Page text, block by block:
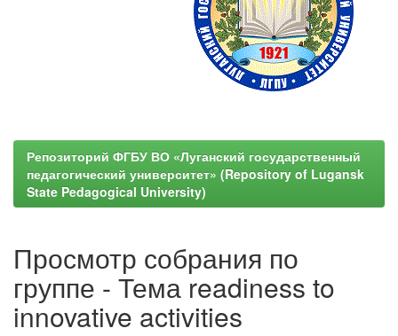
Репозиторий ФГБУ ВО «Луганский государственный
педагогический университет» (Repository of Lugansk
State Pedagogical University)
Просмотр собрания по
группе - Тема readiness to
innovative activities